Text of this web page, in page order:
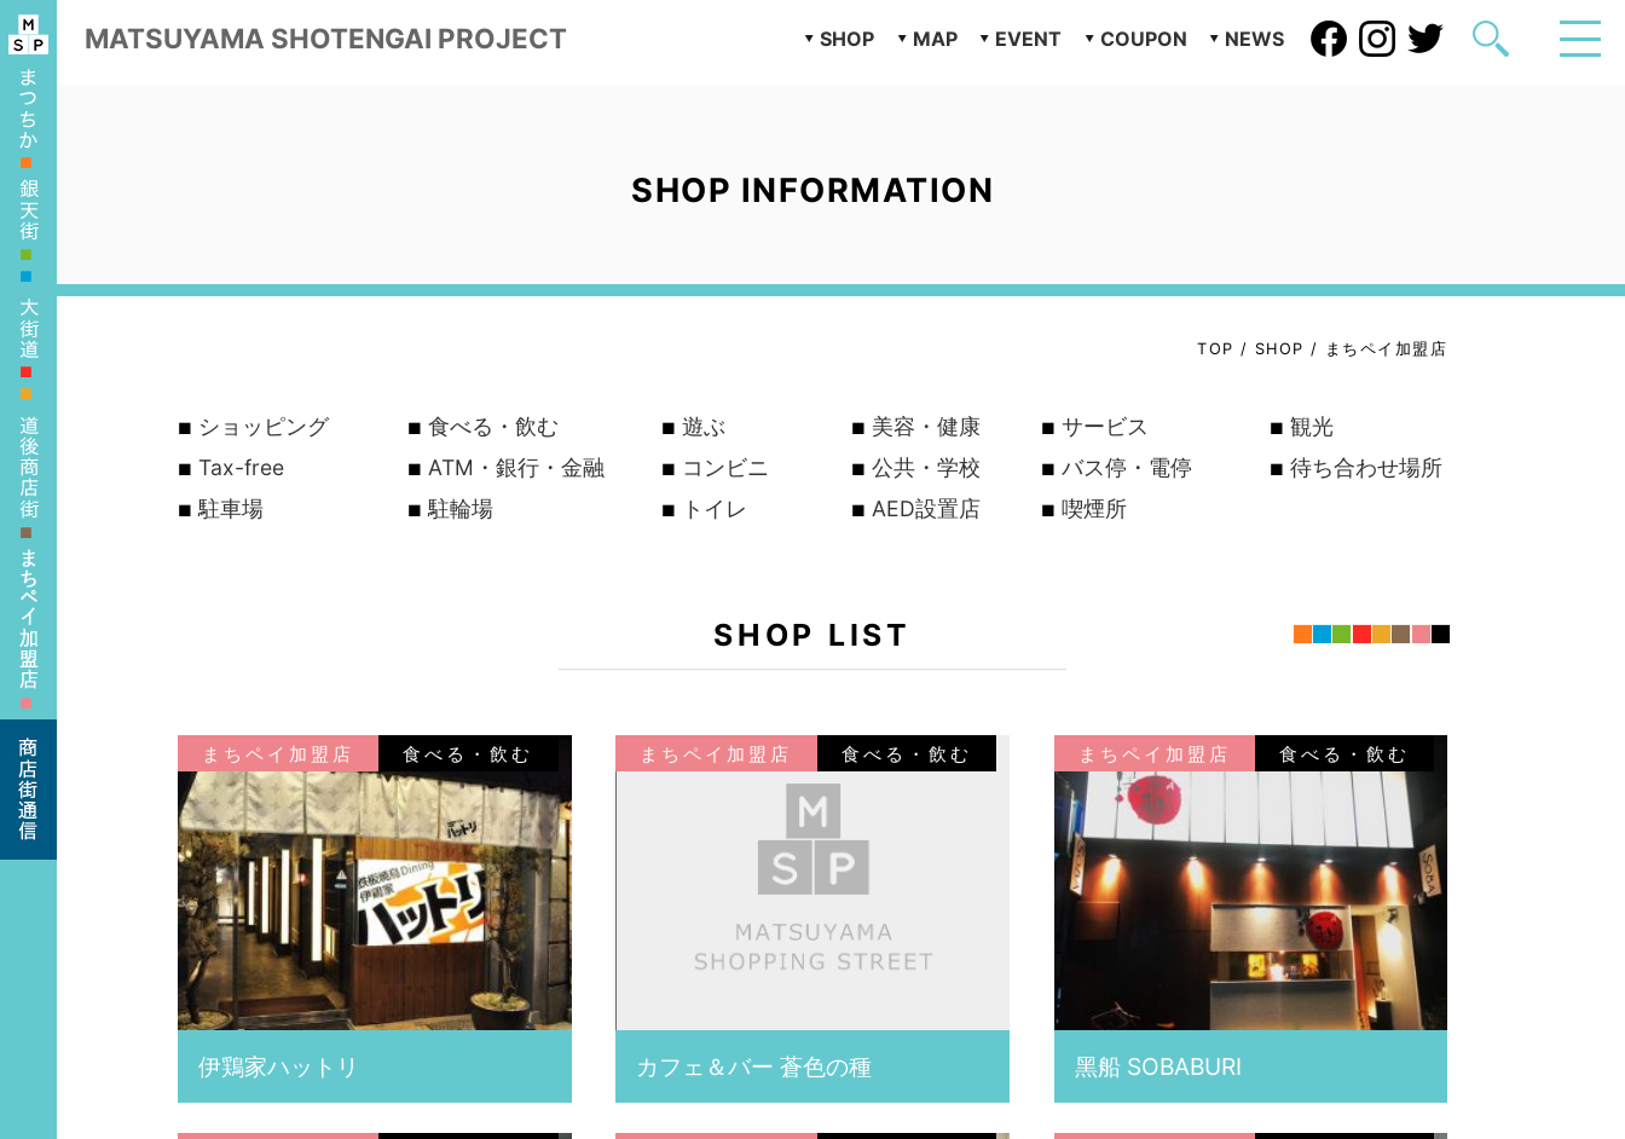
MATSUYAMA SHOTENGAI PROJECT SHOP MAP EVENT COUPON NEWS
■
■
■
■
■
■
■
SHOP INFORMATION
TOP / SHOP / まちペイ加盟店
ショッピング 食べる・飲む 遊ぶ 美容・健康 サービス
観光
Tax-free
ATM・銀行・金融 コンビニ 公共・学校 バス停・電停
待ち合わせ場所
駐車場
駐輪場 トイレ AED設置店 喫煙所
SHOP LIST ■■■■■■■■
まちペイ加盟店 食べる・飲む
伊鶏家ハットリ
まちペイ加盟店 食べる・飲む
カフェ＆バー 蒼色の種
まちペイ加盟店 食べる・飲む
黑船 SOBABURI